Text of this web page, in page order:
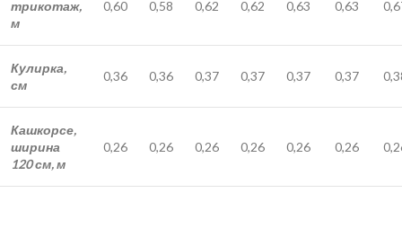
трикотаж,
м
0,60 0,58 0,62 0,62 0,63 0,63
Кулирка,
см
0,36 0,36 0,37 0,37 0,37 0,37
Кашкорсе,
ширина
120 см, м
0,26 0,26 0,26 0,26 0,26 0,26